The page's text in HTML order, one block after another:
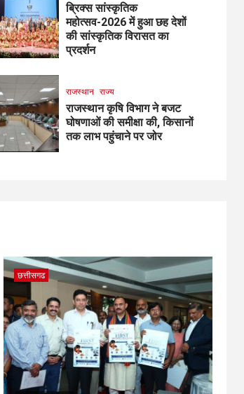
ब्रिक्स सांस्कृतिक
महोत्सव-2026 में हुआ छह देशों
की सांस्कृतिक विरासत का
प्रदर्शन
राजस्थान राज्य
राजस्थान कृषि विभाग ने बजट
घोषणाओं की समीक्षा की, किसानों
तक लाभ पहुंचाने पर जोर
छत्तीसगढ